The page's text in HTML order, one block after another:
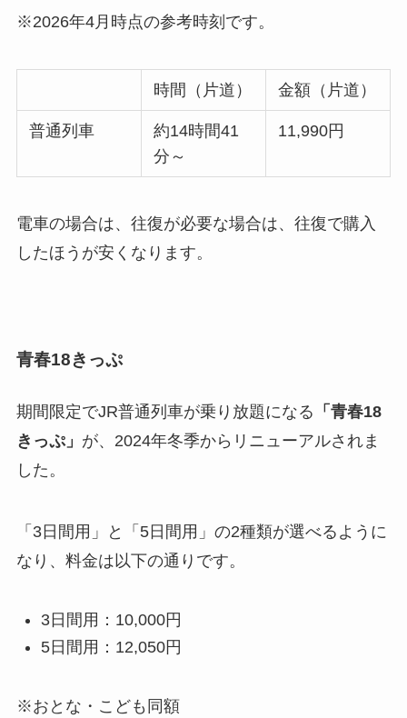
※2026年4月時点の参考時刻です。
時間（片道） 金額（片道）
普通列車
約14時間41
分～
11,990円
電車の場合は、往復が必要な場合は、往復で購入
したほうが安くなります。
青春18きっぷ
期間限定でJR普通列車が乗り放題になる 「青春18
きっぷ」 が、2024年冬季からリニューアルされま
した。
「3日間用」と「5日間用」の2種類が選べるように
なり、料金は以下の通りです。
3日間用：10,000円
5日間用：12,050円
※おとな・こども同額